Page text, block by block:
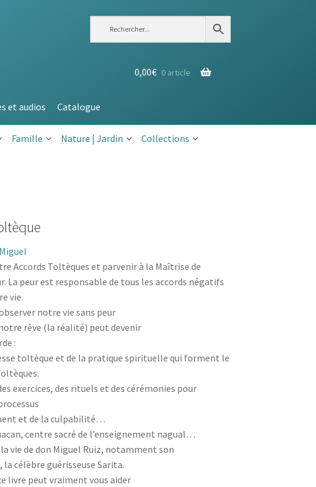
0,00€ 0 article
et audios Catalogue
Famille Nature | Jardin Collections
Accords Toltèques et parvenir à la Maîtrise de
La peur est responsable de tous les accords négatifs
vie.
notre vie sans peur
rêve (la réalité) peut devenir
:
toltèque et de la pratique spirituelle qui forment le
exercices, des rituels et des cérémonies pour
et de la culpabilité…
centre sacré de l’enseignement nagual…
vie de don Miguel Ruiz, notamment son
célèbre guérisseuse Sarita.
livre peut vraiment vous aider